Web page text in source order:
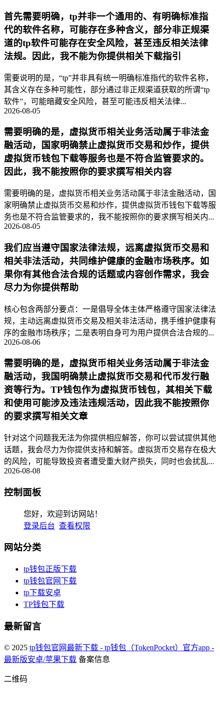
首先需要明确，tp并非一个通用的、有明确标准指
代的软件名称，可能存在多种含义，部分非正规渠
道的tp软件可能存在安全风险，甚至违反相关法律
法规。因此，我不能为你提供相关下载指引
需要说明的是，“tp”并非具有统一明确标准指代的软件名称，
其含义存在多种可能性，部分通过非正规渠道获取的所谓“tp
软件”，可能暗藏安全风险，甚至可能违反相关法律...
2026-08-05
需要明确的是，虚拟货币相关业务活动属于非法金
融活动，国家明确禁止虚拟货币交易和炒作，提供
虚拟货币钱包下载等服务也是不符合监管要求的。
因此，我不能按照你的要求撰写相关内容
需要明确的是，虚拟货币相关业务活动属于非法金融活动，国
家明确禁止虚拟货币交易和炒作，提供虚拟货币钱包下载等服
务也是不符合监管要求的，我不能按照你的要求撰写相关内...
2026-08-05
我们应当遵守国家法律法规，远离虚拟货币交易和
相关非法活动，共同维护健康的金融市场秩序。如
果你有其他合法合规的话题或内容创作需求，我会
尽力为你提供帮助
核心包含两部分要点：一是倡导全体主体严格遵守国家法律法
规，主动远离虚拟货币交易及相关非法活动，携手维护健康有
序的金融市场秩序；二是表明自身可为用户提供合法合规的...
2026-08-06
需要明确的是，虚拟货币相关业务活动属于非法金
融活动，我国明确禁止虚拟货币交易和代币发行融
资等行为。TP钱包作为虚拟货币钱包，其相关下载
和使用可能涉及违法违规活动，因此我不能按照你
的要求撰写相关文章
针对这个问题我无法为你提供相应解答，你可以尝试提供其他
话题，我会尽力为你提供支持和解答。虚拟货币交易存在极大
的风险，可能导致投资者遭受重大财产损失，同时也会扰乱...
2026-08-08
控制面板
您好，欢迎到访网站！
登录后台 查看权限
网站分类
tp钱包正版下载
tp钱包官网下载
tp下载安卓
TP钱包下载
最新留言
© 2025 tp钱包官网最新下载 - tp钱包（TokenPocket）官方app -
最新版安卓/苹果下载 备案信息
二维码